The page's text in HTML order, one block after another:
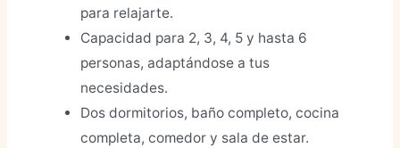
para relajarte.
Capacidad para 2, 3, 4, 5 y hasta 6
personas, adaptándose a tus
necesidades.
Dos dormitorios, baño completo, cocina
completa, comedor y sala de estar.